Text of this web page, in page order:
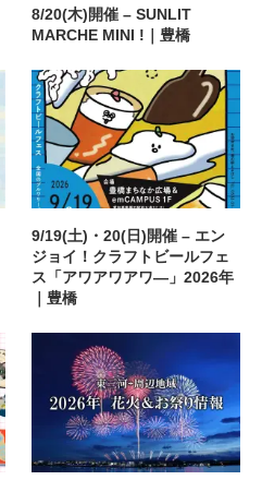
8/20(木)開催 – SUNLIT
MARCHE MINI !｜豊橋
9/19(土)・20(日)開催 – エン
ジョイ！クラフトビールフェ
ス「アワアワアワ―」2026年
｜豊橋